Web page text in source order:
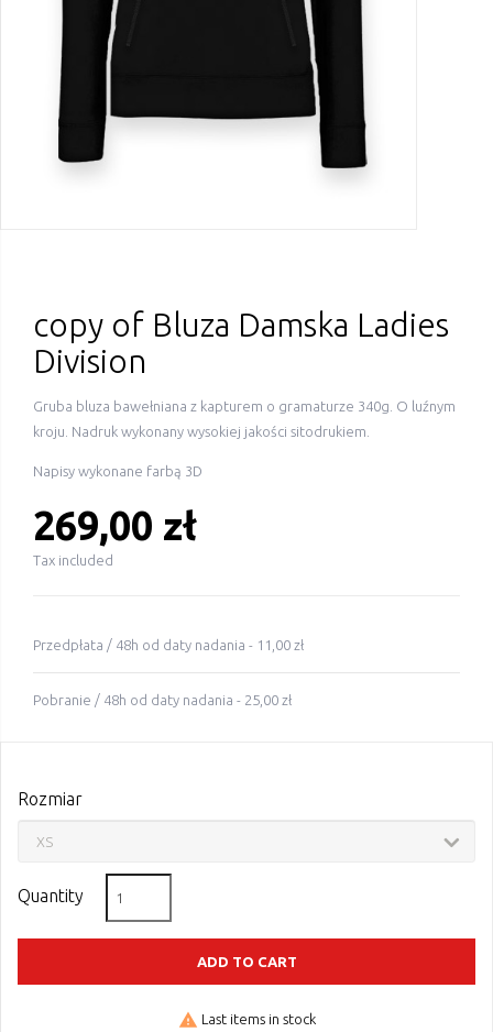
copy of Bluza Damska Ladies
Division
Gruba bl uza bawełniana z kapturem o gramaturze 340g. O luźnym
kroju. Nadruk wykonany wysokiej jakości sitodrukiem.
Napisy wykonane farbą 3D
269,00 zł
Tax included
Przedpłata / 48h od daty nadania - 11,00 zł
Pobranie / 48h od daty nadania - 25,00 zł
Rozmiar
Quantity
ADD TO CART
warning Last items in stock